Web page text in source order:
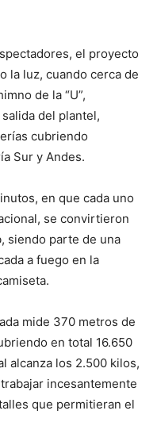
el proyecto
la luz, cuando cerca de
de la “U”,
del plantel,
cubriendo
Sur y Andes.
en que cada uno
se convirtieron
siendo parte de una
a fuego en la
mide 370 metros de
en total 16.650
alcanza los 2.500 kilos,
incesantemente
que permitieran el